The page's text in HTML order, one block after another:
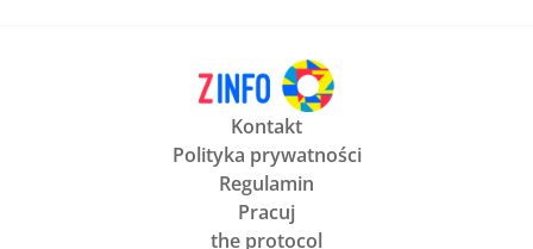
Kontakt
Polityka prywatności
Regulamin
Pracuj
the protocol